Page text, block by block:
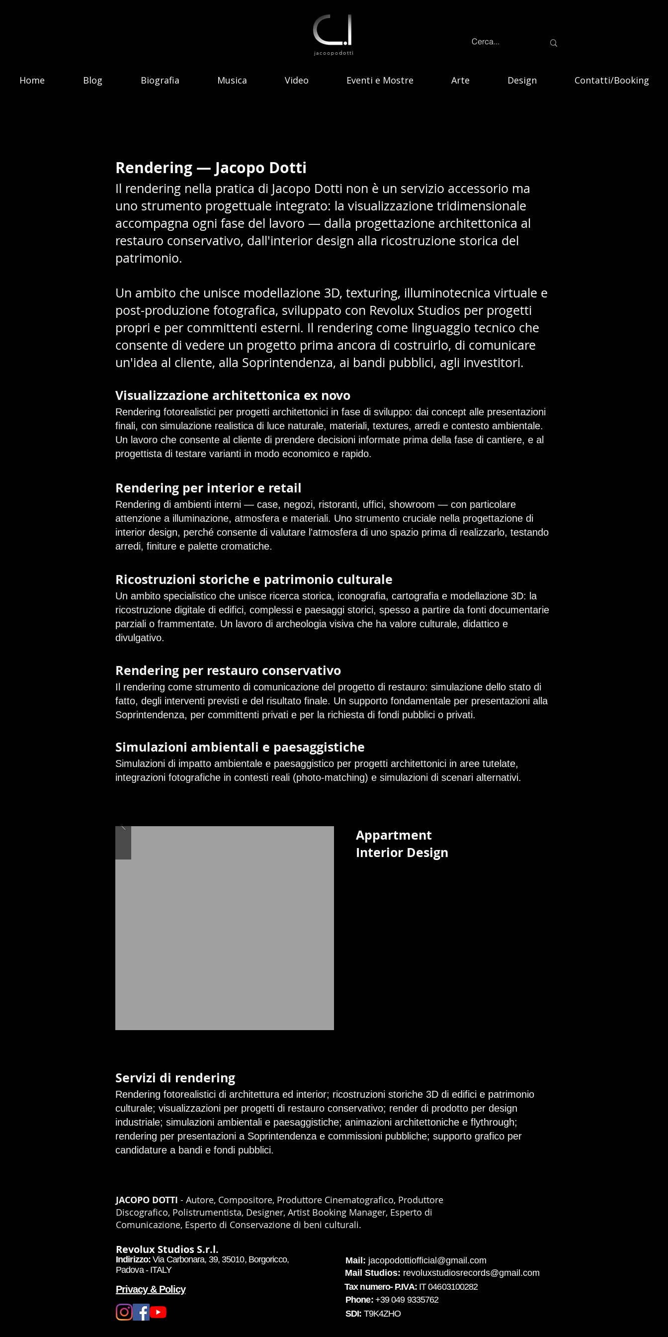
jacoopodotti
Home Blog Biografia Musica Video Eventi e Mostre Arte Design Contatti/Booking
Rendering — Jacopo Dotti
Il rendering nella pratica di Jacopo Dotti non è un servizio accessorio ma
uno strumento progettuale integrato: la visualizzazione tridimensionale
accompagna ogni fase del lavoro — dalla progettazione architettonica al
restauro conservativo, dall'interior design alla ricostruzione storica del
patrimonio.
Un ambito che unisce modellazione 3D, texturing, illuminotecnica virtuale e
post-produzione fotografica, sviluppato con Revolux Studios per progetti
propri e per committenti esterni. Il rendering come linguaggio tecnico che
consente di vedere un progetto prima ancora di costruirlo, di comunicare
un'idea al cliente, alla Soprintendenza, ai bandi pubblici, agli investitori.
Visualizzazione architettonica ex novo
Rendering fotorealistici per progetti architettonici in fase di sviluppo: dai concept alle presentazioni
finali, con simulazione realistica di luce naturale, materiali, textures, arredi e contesto ambientale.
Un lavoro che consente al cliente di prendere decisioni informate prima della fase di cantiere, e al
progettista di testare varianti in modo economico e rapido.
Rendering per interior e retail
Rendering di ambienti interni — case, negozi, ristoranti, uffici, showroom — con particolare
attenzione a illuminazione, atmosfera e materiali. Uno strumento cruciale nella progettazione di
interior design, perché consente di valutare l'atmosfera di uno spazio prima di realizzarlo, testando
arredi, finiture e palette cromatiche.
Ricostruzioni storiche e patrimonio culturale
Un ambito specialistico che unisce ricerca storica, iconografia, cartografia e modellazione 3D: la
ricostruzione digitale di edifici, complessi e paesaggi storici, spesso a partire da fonti documentarie
parziali o frammentate. Un lavoro di archeologia visiva che ha valore culturale, didattico e
divulgativo.
Rendering per restauro conservativo
Il rendering come strumento di comunicazione del progetto di restauro: simulazione dello stato di
fatto, degli interventi previsti e del risultato finale. Un supporto fondamentale per presentazioni alla
Soprintendenza, per committenti privati e per la richiesta di fondi pubblici o privati.
Simulazioni ambientali e paesaggistiche
Simulazioni di impatto ambientale e paesaggistico per progetti architettonici in aree tutelate,
integrazioni fotografiche in contesti reali (photo-matching) e simulazioni di scenari alternativi.
Appartment
Interior Design
Servizi di rendering
Rendering fotorealistici di architettura ed interior; ricostruzioni storiche 3D di edifici e patrimonio
culturale; visualizzazioni per progetti di restauro conservativo; render di prodotto per design
industriale; simulazioni ambientali e paesaggistiche; animazioni architettoniche e flythrough;
rendering per presentazioni a Soprintendenza e commissioni pubbliche; supporto grafico per
candidature a bandi e fondi pubblici.
JACOPO DOTTI - Autore, Compositore, Produttore Cinematografico, Produttore
Discografico, Polistrumentista, Designer, Artist Booking Manager, Esperto di
Comunicazione, Esperto di Conservazione di beni culturali.
Revolux Studios S.r.l.
Indirizzo:Via Carbonara, 39, 35010, Borgoricco,
Padova - ITALY
Privacy & Policy
Mail: jacopodottiofficial@gmail.com
Mail Studios: revoluxstudiosrecords@gmail.com
Tax numero- P.IVA: IT 04603100282
Phone: +39 049 9335762
SDI: T9K4ZHO